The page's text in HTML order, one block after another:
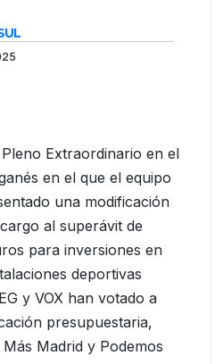
Extraordinario en el
en el que el equipo
una modificación
al superávit de
para inversiones en
deportivas
y VOX han votado a
presupuestaria,
Madrid y Podemos